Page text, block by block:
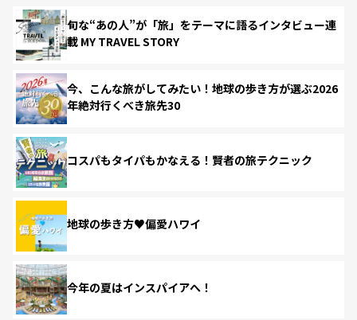
旬な“あの人”が「旅」をテーマに語るインタビュー連
載 MY TRAVEL STORY
今、こんな旅がしてみたい！地球の歩き方が選ぶ2026
年絶対行くべき旅先30
コスパもタイパもかなえる！賢者の旅テクニック
地球の歩き方♥偏愛ハワイ
今年の夏はインスパイアへ！